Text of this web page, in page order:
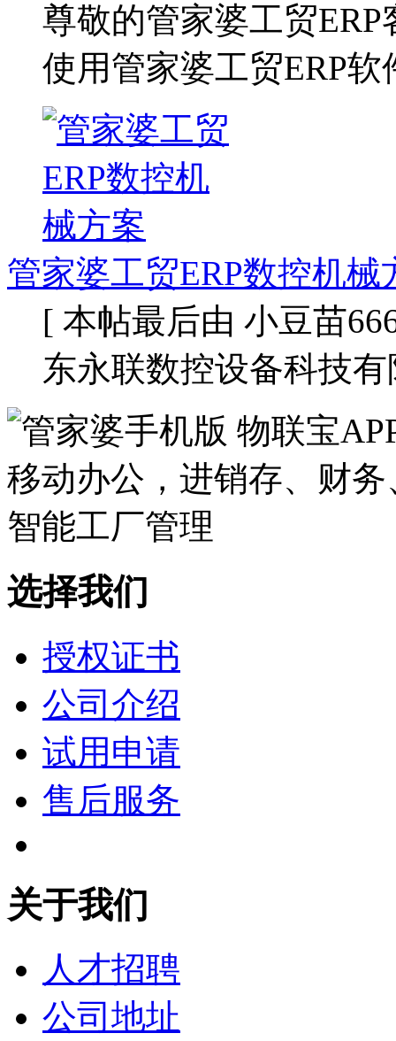
尊敬的管家婆工贸
使用管家婆工贸ERP软
管家婆工贸ERP数控机械
[ 本帖最后由 小豆苗
东永联数控设备科技
选择我们
授权证书
公司介绍
试用申请
售后服务
关于我们
人才招聘
公司地址